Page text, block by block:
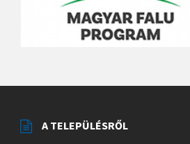
A TELEPÜLÉSRŐL